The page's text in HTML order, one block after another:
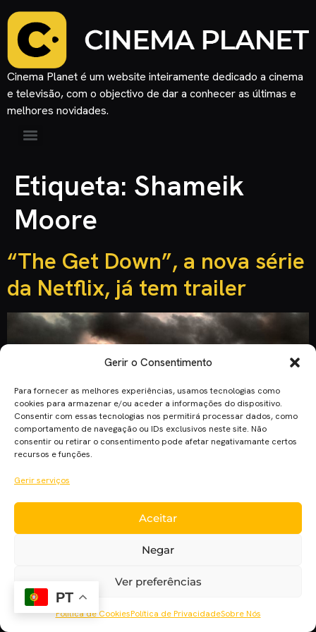
Gerir o Consentimento
Para fornecer as melhores experiências, usamos tecnologias como
cookies para armazenar e/ou aceder a informações do dispositivo.
Consentir com essas tecnologias nos permitirá processar dados, como
comportamento de navegação ou IDs exclusivos neste site. Não
consentir ou retirar o consentimento pode afetar negativamante certos
recursos e funções.
Gerir serviços
Aceitar
Negar
Ver preferências
Política de CookiesPolítica de PrivacidadeSobre Nós
Cinema Planet é um website inteiramente dedicado a cinema
e televisão, com o objectivo de dar a conhecer as últimas e
melhores novidades.
Etiqueta: Shameik
Moore
“The Get Down”, a nova série
da Netflix, já tem trailer
(Moulin Rouge), já tem trailer lançado. O trailer, que está
disponível online, apresenta alguns nomes bastante
conhecidos do mundo do cinema, como Jaden Smith,
Esposito. The Get Down conta a história de um grupo de
jovens nova-iorquinos que […]
PT